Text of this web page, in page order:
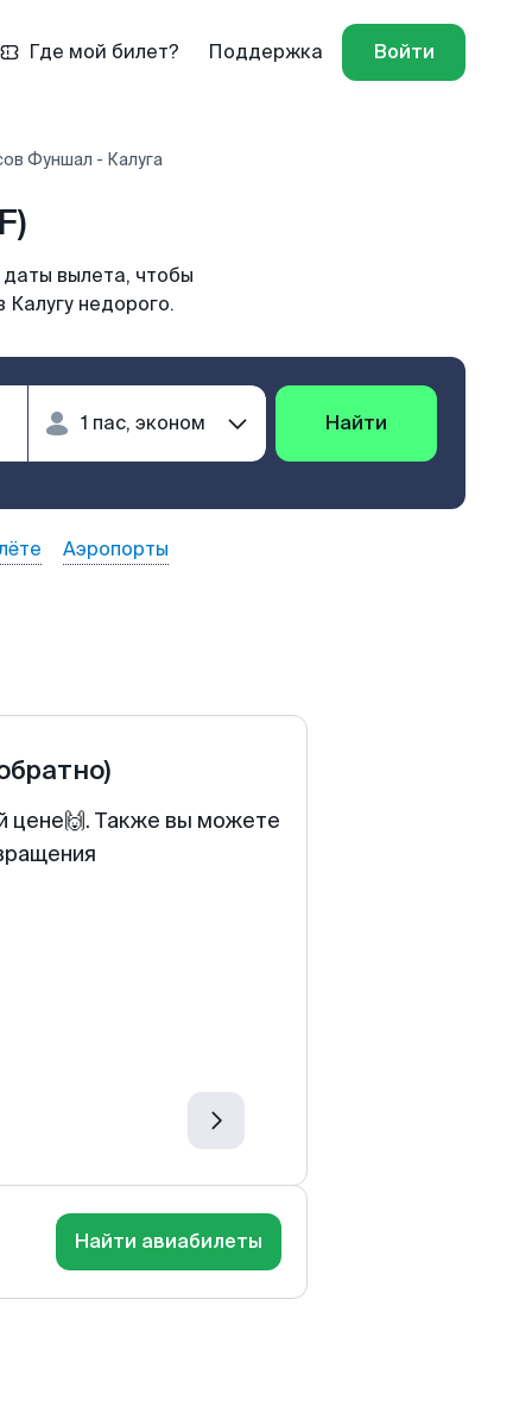
Где мой билет? Поддержка Войти
Фуншал - Калуга
вылета, чтобы
недорого.
Найти
Аэропорты
цене🙌. Также вы можете
Найти авиабилеты